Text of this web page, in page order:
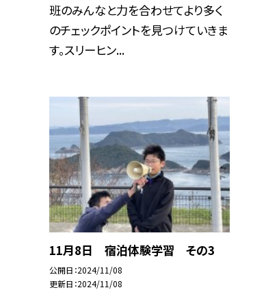
班のみんなと力を合わせてより多く
のチェックポイントを見つけていきま
す。スリーヒン...
11月8日 宿泊体験学習 その3
公開日 2024/11/08
更新日 2024/11/08